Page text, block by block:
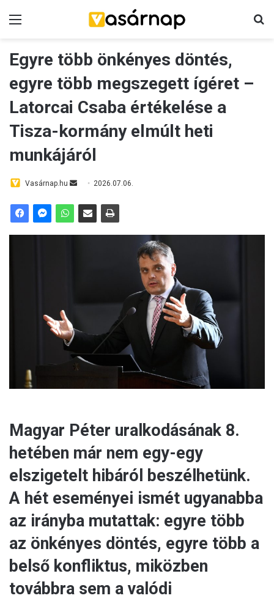
Egyre több önkényes döntés,
egyre több megszegett ígéret –
Latorcai Csaba értékelése a
Tisza-kormány elmúlt heti
munkájáról
Vasárnap.hu
l
2026.07.06.
Magyar Péter uralkodásának 8.
hetében már nem egy-egy
elszigetelt hibáról beszélhetünk.
A hét eseményei ismét ugyanabba
az irányba mutattak: egyre több
az önkényes döntés, egyre több a
belső konfliktus, miközben
továbbra sem a valódi